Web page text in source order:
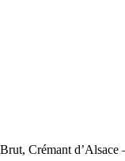
Crémant d’Alsace